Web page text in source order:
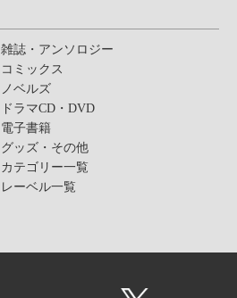
雑誌・アンソロジー
コミックス
ノベルズ
ドラマCD・DVD
電子書籍
グッズ・その他
カテゴリー一覧
レーベル一覧